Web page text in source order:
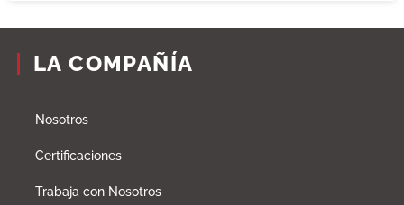
LA COMPAÑÍA
Nosotros
Certificaciones
Trabaja con Nosotros